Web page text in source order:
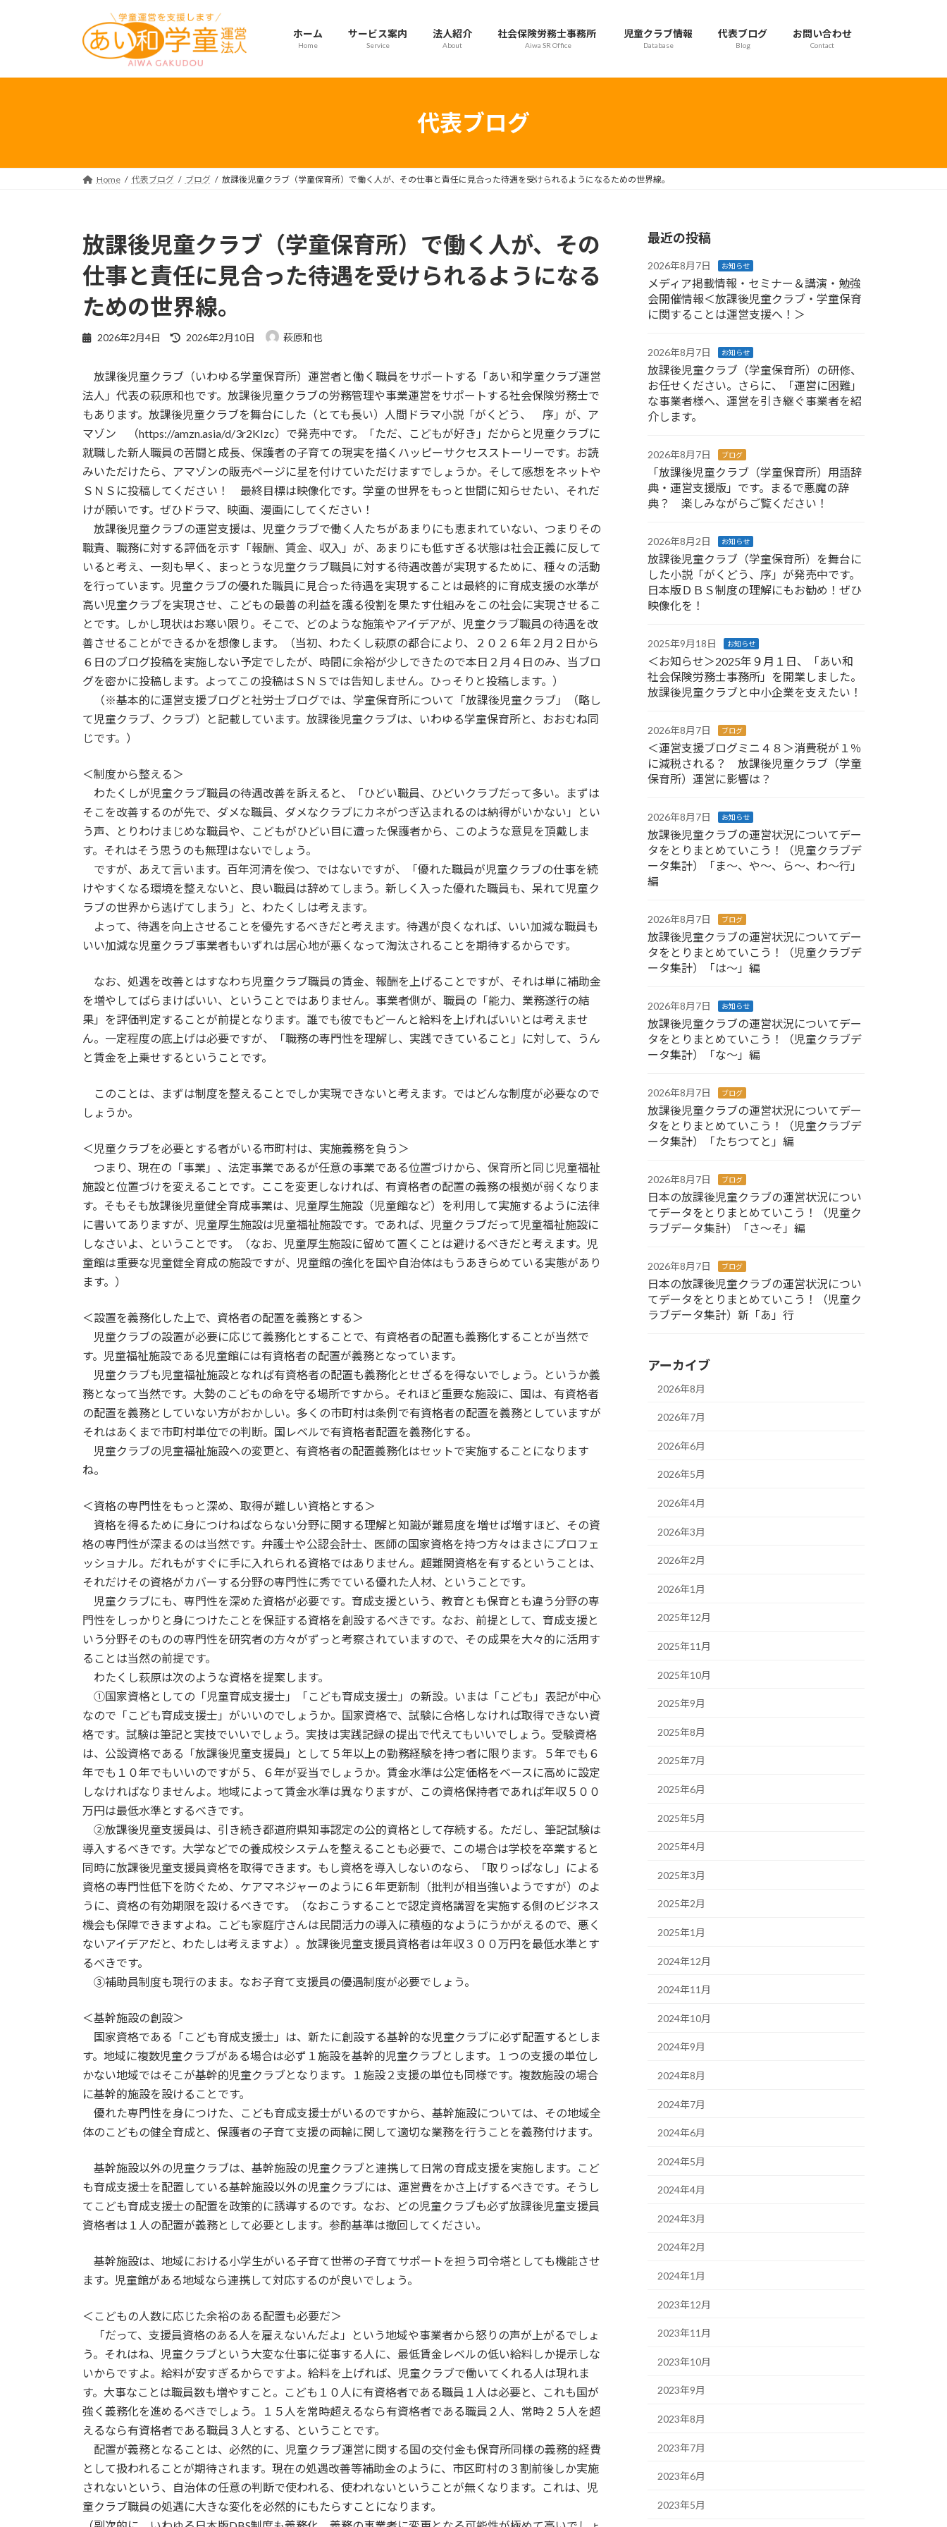
ツ
シ
ホーム
Home
サービス案内
Service
法人紹介
About
社会保険労務士事務所
Aiwa SR Office
児童クラブ情報
Database
代表ブログ
Blog
お問い合わせ
Contact
代表ブログ
Home 代表ブログ ブログ 放課後児童クラブ（学童保育所）で働く人が、その仕事と責任に見合った待遇を受けられるようになるための世界線。
放課後児童クラブ（学童保育所）で働く人が、その
仕事と責任に見合った待遇を受けられるようになる
ための世界線。
2026年2月4日
最
新
日
:
2026年2月10日 萩原和也
放課後児童クラブ（いわゆる学童保育所）運営者と働く職員をサポートする「あい和学童クラブ運営
法人」代表の萩原和也です。放課後児童クラブの労務管理や事業運営をサポートする社会保険労務士で
もあります。放課後児童クラブを舞台にした（とても長い）人間ドラマ小説「がくどう、 序」が、ア
マゾン （https://amzn.asia/d/3r2KIzc）で発売中です。「ただ、こどもが好き」だからと児童クラブに
就職した新人職員の苦闘と成長、保護者の子育ての現実を描くハッピーサクセスストーリーです。お読
みいただけたら、アマゾンの販売ページに星を付けていただけますでしょうか。そして感想をネットや
ＳＮＳに投稿してください！ 最終目標は映像化です。学童の世界をもっと世間に知らせたい、それだ
けが願いです。ぜひドラマ、映画、漫画にしてください！
放課後児童クラブの運営支援は、児童クラブで働く人たちがあまりにも恵まれていない、つまりその
職責、職務に対する評価を示す「報酬、賃金、収入」が、あまりにも低すぎる状態は社会正義に反して
いると考え、一刻も早く、まっとうな児童クラブ職員に対する待遇改善が実現するために、種々の活動
を行っています。児童クラブの優れた職員に見合った待遇を実現することは最終的に育成支援の水準が
高い児童クラブを実現させ、こどもの最善の利益を護る役割を果たす仕組みをこの社会に実現させるこ
とです。しかし現状はお寒い限り。そこで、どのような施策やアイデアが、児童クラブ職員の待遇を改
善させることができるかを想像します。（当初、わたくし萩原の都合により、２０２６年２月２日から
６日のブログ投稿を実施しない予定でしたが、時間に余裕が少しできたので本日２月４日のみ、当ブロ
グを密かに投稿します。よってこの投稿はＳＮＳでは告知しません。ひっそりと投稿します。）
（※基本的に運営支援ブログと社労士ブログでは、学童保育所について「放課後児童クラブ」（略し
て児童クラブ、クラブ）と記載しています。放課後児童クラブは、いわゆる学童保育所と、おおむね同
じです。）
＜制度から整える＞
わたくしが児童クラブ職員の待遇改善を訴えると、「ひどい職員、ひどいクラブだって多い。まずは
そこを改善するのが先で、ダメな職員、ダメなクラブにカネがつぎ込まれるのは納得がいかない」とい
う声、とりわけまじめな職員や、こどもがひどい目に遭った保護者から、このような意見を頂戴しま
す。それはそう思うのも無理はないでしょう。
ですが、あえて言います。百年河清を俟つ、ではないですが、「優れた職員が児童クラブの仕事を続
けやすくなる環境を整えないと、良い職員は辞めてしまう。新しく入った優れた職員も、呆れて児童ク
ラブの世界から逃げてしまう」と、わたくしは考えます。
よって、待遇を向上させることを優先するべきだと考えます。待遇が良くなれば、いい加減な職員も
いい加減な児童クラブ事業者もいずれは居心地が悪くなって淘汰されることを期待するからです。
なお、処遇を改善とはすなわち児童クラブ職員の賃金、報酬を上げることですが、それは単に補助金
を増やしてばらまけばいい、ということではありません。事業者側が、職員の「能力、業務遂行の結
果」を評価判定することが前提となります。誰でも彼でもどーんと給料を上げればいいとは考えませ
ん。一定程度の底上げは必要ですが、「職務の専門性を理解し、実践できていること」に対して、うん
と賃金を上乗せするということです。
このことは、まずは制度を整えることでしか実現できないと考えます。ではどんな制度が必要なので
しょうか。
＜児童クラブを必要とする者がいる市町村は、実施義務を負う＞
つまり、現在の「事業」、法定事業であるが任意の事業である位置づけから、保育所と同じ児童福祉
施設と位置づけを変えることです。ここを変更しなければ、有資格者の配置の義務の根拠が弱くなりま
す。そもそも放課後児童健全育成事業は、児童厚生施設（児童館など）を利用して実施するように法律
に書いてありますが、児童厚生施設は児童福祉施設です。であれば、児童クラブだって児童福祉施設に
しなさいよ、ということです。（なお、児童厚生施設に留めて置くことは避けるべきだと考えます。児
童館は重要な児童健全育成の施設ですが、児童館の強化を国や自治体はもうあきらめている実態があり
ます。）
＜設置を義務化した上で、資格者の配置を義務とする＞
児童クラブの設置が必要に応じて義務化とすることで、有資格者の配置も義務化することが当然で
す。児童福祉施設である児童館には有資格者の配置が義務となっています。
児童クラブも児童福祉施設となれば有資格者の配置も義務化とせざるを得ないでしょう。というか義
務となって当然です。大勢のこどもの命を守る場所ですから。それほど重要な施設に、国は、有資格者
の配置を義務としていない方がおかしい。多くの市町村は条例で有資格者の配置を義務としていますが
それはあくまで市町村単位での判断。国レベルで有資格者配置を義務化する。
児童クラブの児童福祉施設への変更と、有資格者の配置義務化はセットで実施することになります
ね。
＜資格の専門性をもっと深め、取得が難しい資格とする＞
資格を得るために身につけねばならない分野に関する理解と知識が難易度を増せば増すほど、その資
格の専門性が深まるのは当然です。弁護士や公認会計士、医師の国家資格を持つ方々はまさにプロフェ
ッショナル。だれもがすぐに手に入れられる資格ではありません。超難関資格を有するということは、
それだけその資格がカバーする分野の専門性に秀でている優れた人材、ということです。
児童クラブにも、専門性を深めた資格が必要です。育成支援という、教育とも保育とも違う分野の専
門性をしっかりと身につけたことを保証する資格を創設するべきです。なお、前提として、育成支援と
いう分野そのものの専門性を研究者の方々がずっと考察されていますので、その成果を大々的に活用す
ることは当然の前提です。
わたくし萩原は次のような資格を提案します。
①国家資格としての「児童育成支援士」「こども育成支援士」の新設。いまは「こども」表記が中心
なので「こども育成支援士」がいいのでしょうか。国家資格で、試験に合格しなければ取得できない資
格です。試験は筆記と実技でいいでしょう。実技は実践記録の提出で代えてもいいでしょう。受験資格
は、公設資格である「放課後児童支援員」として５年以上の勤務経験を持つ者に限ります。５年でも６
年でも１０年でもいいのですが５、６年が妥当でしょうか。賃金水準は公定価格をベースに高めに設定
しなければなりませんよ。地域によって賃金水準は異なりますが、この資格保持者であれば年収５００
万円は最低水準とするべきです。
②放課後児童支援員は、引き続き都道府県知事認定の公的資格として存続する。ただし、筆記試験は
導入するべきです。大学などでの養成校システムを整えることも必要で、この場合は学校を卒業すると
同時に放課後児童支援員資格を取得できます。もし資格を導入しないのなら、「取りっぱなし」による
資格の専門性低下を防ぐため、ケアマネジャーのように６年更新制（批判が相当強いようですが）のよ
うに、資格の有効期限を設けるべきです。（なおこうすることで認定資格講習を実施する側のビジネス
機会も保障できますよね。こども家庭庁さんは民間活力の導入に積極的なようにうかがえるので、悪く
ないアイデアだと、わたしは考えますよ）。放課後児童支援員資格者は年収３００万円を最低水準とす
るべきです。
③補助員制度も現行のまま。なお子育て支援員の優遇制度が必要でしょう。
＜基幹施設の創設＞
国家資格である「こども育成支援士」は、新たに創設する基幹的な児童クラブに必ず配置するとしま
す。地域に複数児童クラブがある場合は必ず１施設を基幹的児童クラブとします。１つの支援の単位し
かない地域ではそこが基幹的児童クラブとなります。１施設２支援の単位も同様です。複数施設の場合
に基幹的施設を設けることです。
優れた専門性を身につけた、こども育成支援士がいるのですから、基幹施設については、その地域全
体のこどもの健全育成と、保護者の子育て支援の両輪に関して適切な業務を行うことを義務付けます。
基幹施設以外の児童クラブは、基幹施設の児童クラブと連携して日常の育成支援を実施します。こど
も育成支援士を配置している基幹施設以外の児童クラブには、運営費をかさ上げするべきです。そうし
てこども育成支援士の配置を政策的に誘導するのです。なお、どの児童クラブも必ず放課後児童支援員
資格者は１人の配置が義務として必要とします。参酌基準は撤回してください。
基幹施設は、地域における小学生がいる子育て世帯の子育てサポートを担う司令塔としても機能させ
ます。児童館がある地域なら連携して対応するのが良いでしょう。
＜こどもの人数に応じた余裕のある配置も必要だ＞
「だって、支援員資格のある人を雇えないんだよ」という地域や事業者から怒りの声が上がるでしょ
う。それはね、児童クラブという大変な仕事に従事する人に、最低賃金レベルの低い給料しか提示しな
いからですよ。給料が安すぎるからですよ。給料を上げれば、児童クラブで働いてくれる人は現れま
す。大事なことは職員数も増やすこと。こども１０人に有資格者である職員１人は必要と、これも国が
強く義務化を進めるべきでしょう。１５人を常時超えるなら有資格者である職員２人、常時２５人を超
えるなら有資格者である職員３人とする、ということです。
配置が義務となることは、必然的に、児童クラブ運営に関する国の交付金も保育所同様の義務的経費
として扱われることが期待されます。現在の処遇改善等補助金のように、市区町村の３割前後しか実施
されないという、自治体の任意の判断で使われる、使われないということが無くなります。これは、児
童クラブ職員の処遇に大きな変化を必然的にもたらすことになります。
最近の投稿
2026年8月7日 お知らせ
メディア掲載情報・セミナー＆講演・勉強
会開催情報＜放課後児童クラブ・学童保育
に関することは運営支援へ！＞
2026年8月7日 お知らせ
放課後児童クラブ（学童保育所）の研修、
お任せください。さらに、「運営に困難」
な事業者様へ、運営を引き継ぐ事業者を紹
介します。
2026年8月7日 ブログ
「放課後児童クラブ（学童保育所）用語辞
典・運営支援版」です。まるで悪魔の辞
典？ 楽しみながらご覧ください！
2026年8月2日 お知らせ
放課後児童クラブ（学童保育所）を舞台に
した小説「がくどう、序」が発売中です。
日本版ＤＢＳ制度の理解にもお勧め！ぜひ
映像化を！
2025年9月18日 お知らせ
＜お知らせ＞2025年９月１日、「あい和
社会保険労務士事務所」を開業しました。
放課後児童クラブと中小企業を支えたい！
2026年8月7日 ブログ
＜運営支援ブログミニ４８＞消費税が１％
に減税される？ 放課後児童クラブ（学童
保育所）運営に影響は？
2026年8月7日 お知らせ
放課後児童クラブの運営状況についてデー
タをとりまとめていこう！（児童クラブデ
ータ集計）「ま～、や～、ら～、わ～行」
編
2026年8月7日 ブログ
放課後児童クラブの運営状況についてデー
タをとりまとめていこう！（児童クラブデ
ータ集計）「は～」編
2026年8月7日 お知らせ
放課後児童クラブの運営状況についてデー
タをとりまとめていこう！（児童クラブデ
ータ集計）「な～」編
2026年8月7日 ブログ
放課後児童クラブの運営状況についてデー
タをとりまとめていこう！（児童クラブデ
ータ集計）「たちつてと」編
2026年8月7日 ブログ
日本の放課後児童クラブの運営状況につい
てデータをとりまとめていこう！（児童ク
ラブデータ集計）「さ～そ」編
2026年8月7日 ブログ
日本の放課後児童クラブの運営状況につい
てデータをとりまとめていこう！（児童ク
ラブデータ集計）新「あ」行
アーカイブ
2026年8月
2026年7月
2026年6月
2026年5月
2026年4月
2026年3月
2026年2月
2026年1月
2025年12月
2025年11月
2025年10月
2025年9月
2025年8月
2025年7月
2025年6月
2025年5月
2025年4月
2025年3月
2025年2月
2025年1月
2024年12月
2024年11月
2024年10月
2024年9月
2024年8月
2024年7月
2024年6月
2024年5月
2024年4月
2024年3月
2024年2月
2024年1月
2023年12月
2023年11月
2023年10月
2023年9月
2023年8月
2023年7月
2023年6月
2023年5月